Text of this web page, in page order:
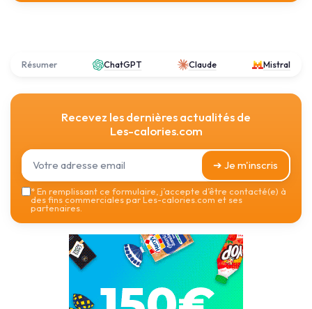
Résumer ChatGPT Claude Mistral
Recevez les dernières actualités de
Les-calories.com
➔ Je m'inscris
*En remplissant ce formulaire, j’accepte d’être contacté(e) à
des fins commerciales par Les-calories.com et ses
partenaires.